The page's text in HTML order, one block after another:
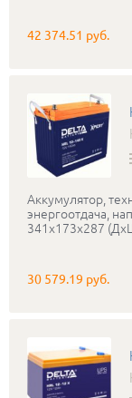
42 374.51 руб.
Аккумулятор,
энергоотдача,
341х173х287
30 579.19 руб.